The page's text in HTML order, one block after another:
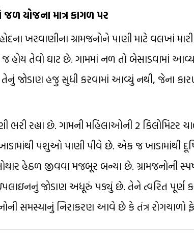
યોજના માત્ર કાગળ પર
ખરવાણીના ગ્રામજનોને પાણી માટે વલખાં
હોય તેવો ઘાટ છે. ગામમાં નળ તો બેસાડવામાં
જોડાણ હજુ સુધી કરવામાં આવ્યું નથી, જેના
ભરી રહ્યા છે. ગામની મહિલાઓની 2
પશુઓ પાણી પીવે છે. એક જ ખાડામાંથી
હેઠળ જીવવા મજબૂર બન્યા છે. ગ્રામજનોની
જોડાણ અધૂરું પડ્યું છે. તેને ત્વરિત પૂર્ણ
સમસ્યાનું નિરાકરણ આવે છે કે તંત્ર રોગચાળો